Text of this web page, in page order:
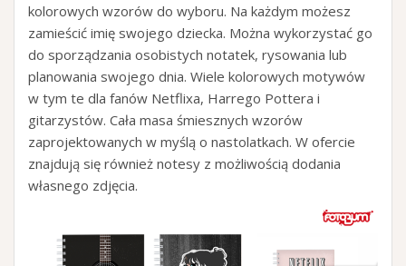
kolorowych wzorów do wyboru. Na każdym możesz
zamieścić imię swojego dziecka. Można wykorzystać go
do sporządzania osobistych notatek, rysowania lub
planowania swojego dnia. Wiele kolorowych motywów
w tym te dla fanów Netflixa, Harrego Pottera i
gitarzystów. Cała masa śmiesznych wzorów
zaprojektowanych w myślą o nastolatkach. W ofercie
znajdują się również notesy z możliwością dodania
własnego zdjęcia.